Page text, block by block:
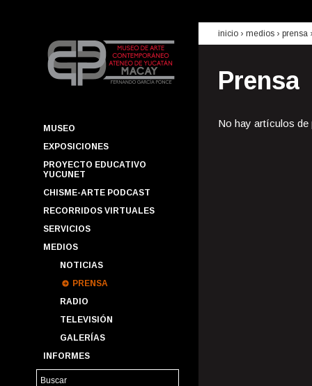
MUSEO
EXPOSICIONES
PROYECTO EDUCATIVO
YUCUNET
CHISME-ARTE PODCAST
RECORRIDOS VIRTUALES
SERVICIOS
MEDIOS
NOTICIAS
PRENSA
RADIO
TELEVISIÓN
GALERÍAS
INFORMES
inicio › medios › prensa
Prensa
No hay artículos de